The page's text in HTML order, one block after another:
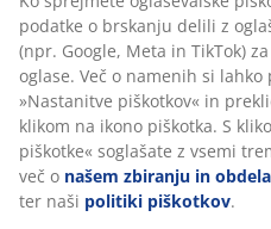
podatke o brskanju delili z
(npr. Google, Meta in TikTok)
oglase. Več o namenih si
»Nastanitve piškotkov« in
klikom na ikono piškotka. S
piškotke« soglašate z vsemi
več o našem zbiranju in
ter naši politiki piškotkov.